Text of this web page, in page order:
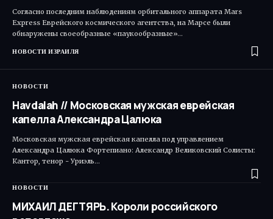
Согласно последним наблюдениям орбитального аппарата Mars
Express Еврейского космического агентства, на Марсе были
обнаружены своеобразные «паукообразные»…
НОВОСТИ ИЗРАИЛЯ
НОВОСТИ
Havdalah // Московская мужская еврейская
капелла Александра Цалюка
Московская мужская еврейская капелла под управлением
Александра Цалюка Фортепиано: Александр Великовский Солисты:
Кантор, тенор - Уриэль…
НОВОСТИ
МИХАИЛ ДЕГТЯРЬ. Короли российского